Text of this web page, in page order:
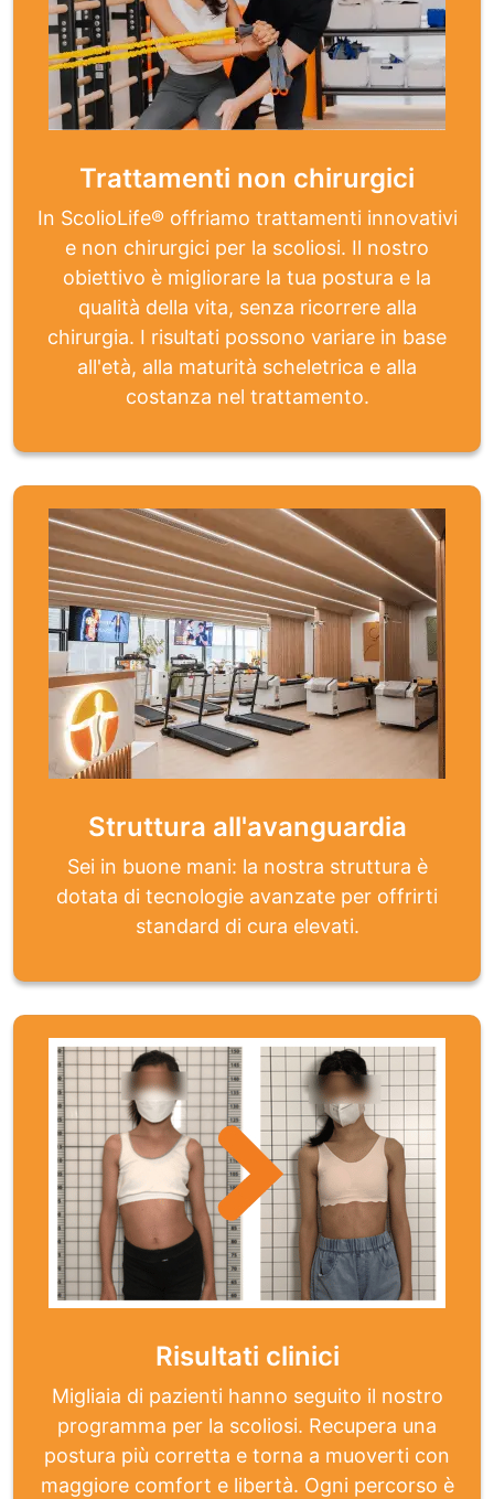
Trattamenti non chirurgici
In ScolioLife® offriamo trattamenti innovativi
e non chirurgici per la scoliosi. Il nostro
obiettivo è migliorare la tua postura e la
qualità della vita, senza ricorrere alla
chirurgia. I risultati possono variare in base
all'età, alla maturità scheletrica e alla
costanza nel trattamento.
Struttura all'avanguardia
Sei in buone mani: la nostra struttura è
dotata di tecnologie avanzate per offrirti
standard di cura elevati.
Risultati clinici
Migliaia di pazienti hanno seguito il nostro
programma per la scoliosi. Recupera una
postura più corretta e torna a muoverti con
maggiore comfort e libertà. Ogni percorso è